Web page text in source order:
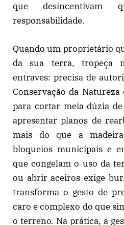
que desincentivam
responsabilidade.
Quando um proprietário
da sua terra, tropeça
entraves: precisa de
Conservação da Natureza
para cortar meia dúzia
apresentar planos de
mais do que a
bloqueios municipais e
que congelam o uso da
ou abrir aceiros exige
transforma o gesto de
caro e complexo do que
o terreno. Na prática, a